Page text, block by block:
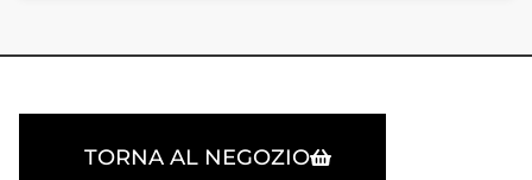
TORNA AL NEGOZIO